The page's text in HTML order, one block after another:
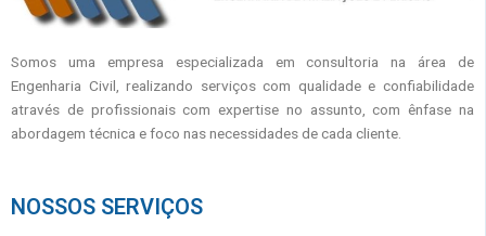
Somos uma empresa especializada em consultoria na área de
Engenharia Civil, realizando serviços com qualidade e confiabilidade
através de profissionais com expertise no assunto, com ênfase na
abordagem técnica e foco nas necessidades de cada cliente.
NOSSOS SERVIÇOS